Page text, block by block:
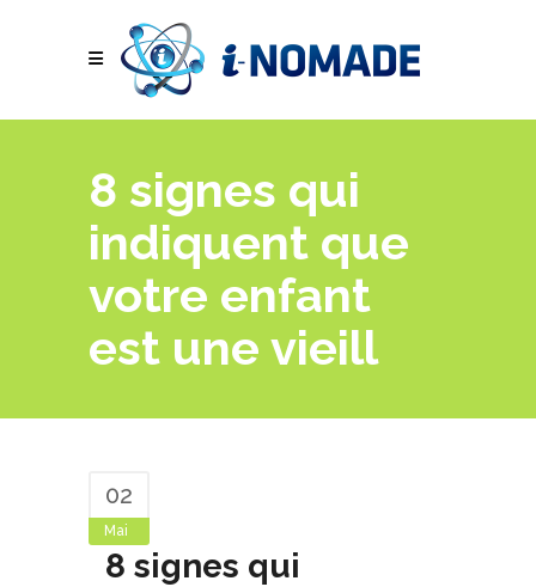
8 signes qui
indiquent que
votre enfant
est une vieill
02
Mai
8 signes qui